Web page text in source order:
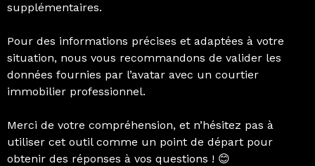
supplémentaires.
Pour des informations précises et adaptées à votre
situation, nous vous recommandons de valider les
données fournies par l’avatar avec un courtier
immobilier professionnel.
Merci de votre compréhension, et n’hésitez pas à
utiliser cet outil comme un point de départ pour
obtenir des réponses à vos questions ! 😊